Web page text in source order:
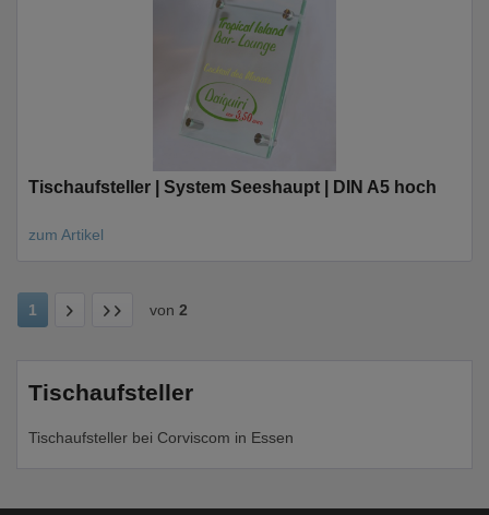
Tischaufsteller | System Seeshaupt | DIN A5 hoch
zum Artikel
1 von 2
Tischaufsteller
Tischaufsteller bei Corviscom in Essen